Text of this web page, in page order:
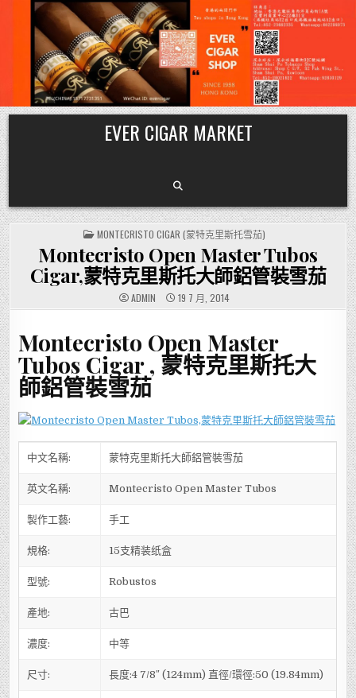
Skip
to
content
EVER CIGAR MARKET
POSTED
IN
MONTECRISTO CIGAR (蒙特克里斯托雪茄)
Montecristo Open Master Tubos
Cigar,蒙特克里斯托大師鋁管裝雪茄
ADMIN 19 7 月, 2014
Montecristo Open Master
Tubos Cigar , 蒙特克里斯托大
師鋁管裝雪茄
中文名稱: 蒙特克里斯托大師鋁管裝雪茄
英文名稱: Montecristo Open Master Tubos
製作工藝: 手工
規格: 15支精装纸盒
型號: Robustos
產地: 古巴
濃度: 中等
尺寸: 長度:4 7/8″ (124mm) 直徑/環徑:50 (19.84mm)